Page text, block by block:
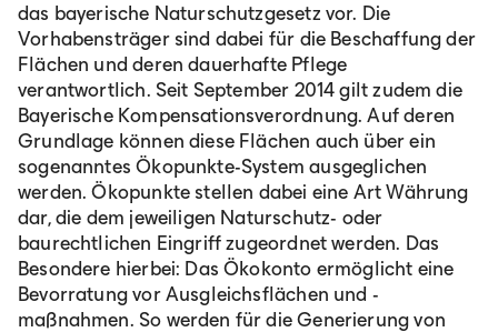
das bayerische Naturschutzgesetz vor. Die
Vorhabensträger sind dabei für die Beschaffung der
Flächen und deren dauerhafte Pflege
verantwortlich. Seit September 2014 gilt zudem die
Bayerische Kompensationsverordnung. Auf deren
Grundlage können diese Flächen auch über ein
sogenanntes Ökopunkte-System ausgeglichen
werden. Ökopunkte stellen dabei eine Art Währung
dar, die dem jeweiligen Naturschutz- oder
baurechtlichen Eingriff zugeordnet werden. Das
Besondere hierbei: Das Ökokonto ermöglicht eine
Bevorratung vor Ausgleichsflächen und -
maßnahmen. So werden für die Generierung von